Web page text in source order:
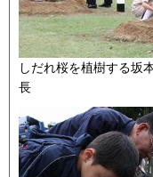
しだれ桜を植樹する坂
長